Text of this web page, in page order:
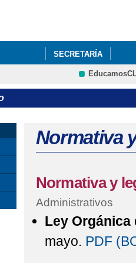
SECRETARÍA
aquí
Normativa
Normativa y
Administrativos
Ley Orgánica
mayo. PDF